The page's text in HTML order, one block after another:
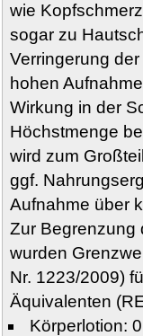
wie
sogar zu
Verringerung
hohen
Wirkung in der
Höchstmenge
wird zum
ggf.
Aufnahme über
Zur Begrenzung
wurden
Nr. 1223/2009)
Äquivalenten
Körperlotion: